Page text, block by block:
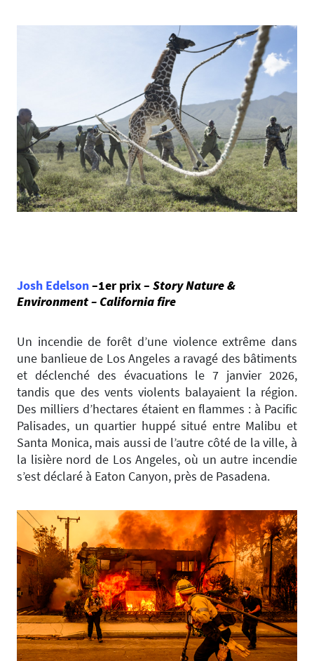
Josh Edelson–1er prix – Story Nature &
Environment – California fire
Un incendie de forêt d’une violence extrême dans
une banlieue de Los Angeles a ravagé des bâtiments
et déclenché des évacuations le 7 janvier 2026,
tandis que des vents violents balayaient la région.
Des milliers d’hectares étaient en flammes : à Pacific
Palisades, un quartier huppé situé entre Malibu et
Santa Monica, mais aussi de l’autre côté de la ville, à
la lisière nord de Los Angeles, où un autre incendie
s’est déclaré à Eaton Canyon, près de Pasadena.